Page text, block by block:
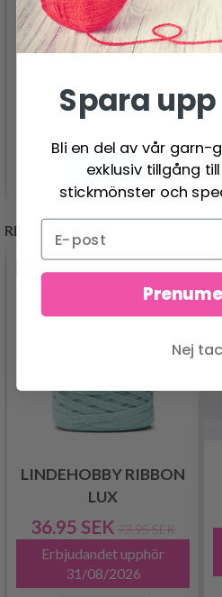
DROPS SNOW UNI
22.95 SEK
Se produkt
REKOMMENDERAS FÖR DIG
LINDEHOBBY RIBBON
LUX
36.95 SEK 73.95 SEK
Erbjudandet upphör
31/08/2026
Spara
Bli en del av vår garn-
exklusiv tillgång
stickmönster och
Nej